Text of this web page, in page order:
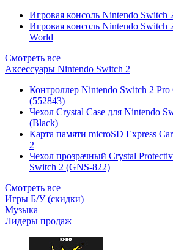
Игровая консоль Nintendo Switch
Игровая консоль Nintendo Switch
World
Смотреть все
Аксессуары Nintendo Switch 2
Контроллер Nintendo Switch 2
(552843)
Чехол Сrystal Сase для Nintendo
(Black)
Карта памяти microSD Express
2
Чехол прозрачный Crystal
Switch 2 (GNS-822)
Смотреть все
Игры Б/У (скидки)
Музыка
Лидеры продаж